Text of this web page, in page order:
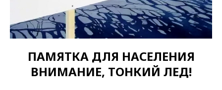
ПАМЯТКА ДЛЯ НАСЕЛЕНИЯ
ВНИМАНИЕ, ТОНКИЙ ЛЕД!